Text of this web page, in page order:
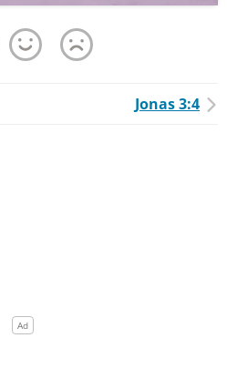
Jonas 3:4